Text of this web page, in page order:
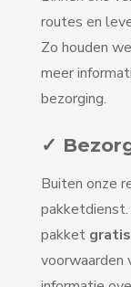
routes en
Zo houden
meer
bezorging.
✓
Buiten onze
pakket gratis
voorwaarden